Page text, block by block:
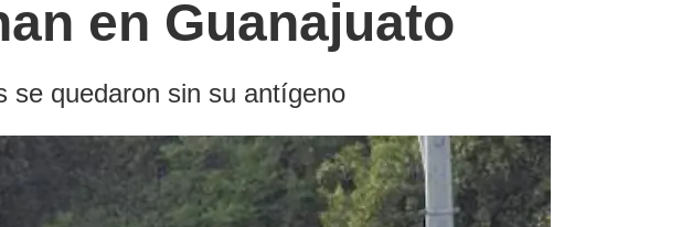
en Guanajuato
se quedaron sin su antígeno